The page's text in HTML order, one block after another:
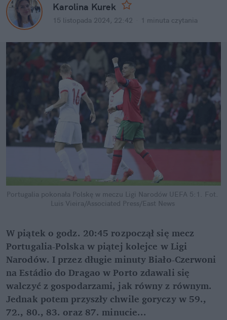
Karolina Kurek
15 listopada 2024, 22:42 1 minuta czytania
Portugalia pokonała Polskę w meczu Ligi Narodów UEFA 5:1.
Fot.
Luis Vieira/Associated Press/East News
W piątek o godz. 20:45 rozpoczął się mecz
Portugalia-Polska w piątej kolejce w Ligi
Narodów. I przez długie minuty Biało-Czerwoni
na Estádio do Dragao w Porto zdawali się
walczyć z gospodarzami, jak równy z równym.
Jednak potem przyszły chwile goryczy w 59.,
72., 80., 83. oraz 87. minucie...